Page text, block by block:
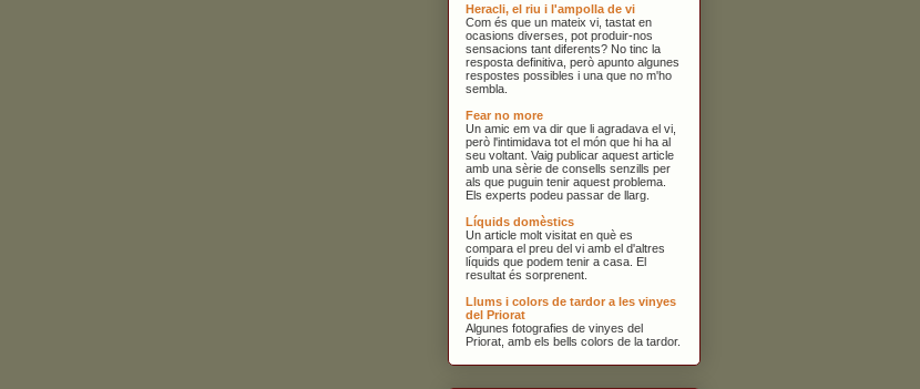
Heracli, el riu i l'ampolla de vi
Com és que un mateix vi, tastat en
ocasions diverses, pot produir-nos
sensacions tant diferents? No tinc la
resposta definitiva, però apunto algunes
respostes possibles i una que no m'ho
sembla.
Fear no more
Un amic em va dir que li agradava el vi,
però l'intimidava tot el món que hi ha al
seu voltant. Vaig publicar aquest article
amb una sèrie de consells senzills per
als que puguin tenir aquest problema.
Els experts podeu passar de llarg.
Líquids domèstics
Un article molt visitat en què es
compara el preu del vi amb el d'altres
líquids que podem tenir a casa. El
resultat és sorprenent.
Llums i colors de tardor a les vinyes
del Priorat
Algunes fotografies de vinyes del
Priorat, amb els bells colors de la tardor.